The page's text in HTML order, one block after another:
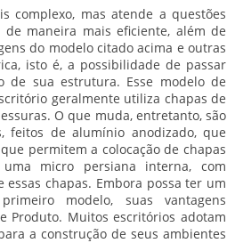
complexo, mas atende a questões
de maneira mais eficiente, além de
do modelo citado acima e outras
isto é, a possibilidade de passar
de sua estrutura. Esse modelo de
geralmente utiliza chapas de
O que muda, entretanto, são
feitos de alumínio anodizado, que
permitem a colocação de chapas
micro persiana interna, com
chapas. Embora possa ter um
modelo, suas vantagens
Produto. Muitos escritórios adotam
a construção de seus ambientes